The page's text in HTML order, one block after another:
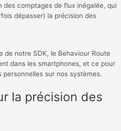
des comptages de flux inégalée, qui
dépasser) la précision des
de notre SDK, le Behaviour Route
dans les smartphones, et ce pour
sur nos systèmes.
la précision des